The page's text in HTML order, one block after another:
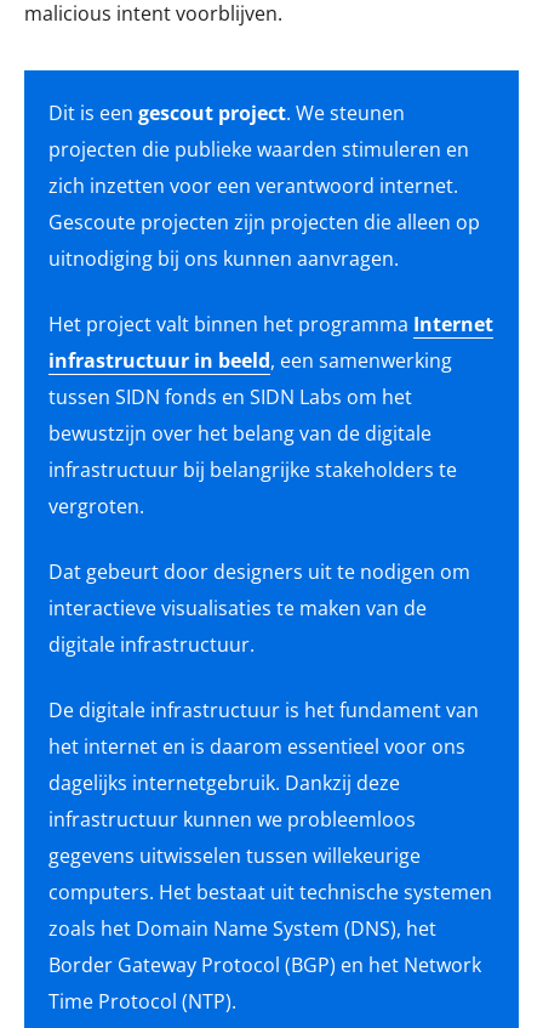
malicious intent voorblijven.
Dit is een gescout project. We steunen
projecten die publieke waarden stimuleren en
zich inzetten voor een verantwoord internet.
Gescoute projecten zijn projecten die alleen op
uitnodiging bij ons kunnen aanvragen.
Het project valt binnen het programma Internet
infrastructuur in beeld, een samenwerking
tussen SIDN fonds en SIDN Labs om het
bewustzijn over het belang van de digitale
infrastructuur bij belangrijke stakeholders te
vergroten.
Dat gebeurt door designers uit te nodigen om
interactieve visualisaties te maken van de
digitale infrastructuur.
De digitale infrastructuur is het fundament van
het internet en is daarom essentieel voor ons
dagelijks internetgebruik. Dankzij deze
infrastructuur kunnen we probleemloos
gegevens uitwisselen tussen willekeurige
computers. Het bestaat uit technische systemen
zoals het Domain Name System (DNS), het
Border Gateway Protocol (BGP) en het Network
Time Protocol (NTP).